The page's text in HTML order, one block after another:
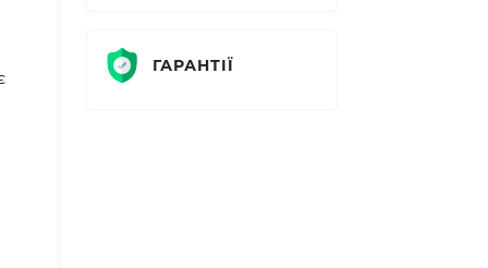
ГАРАНТІЇ